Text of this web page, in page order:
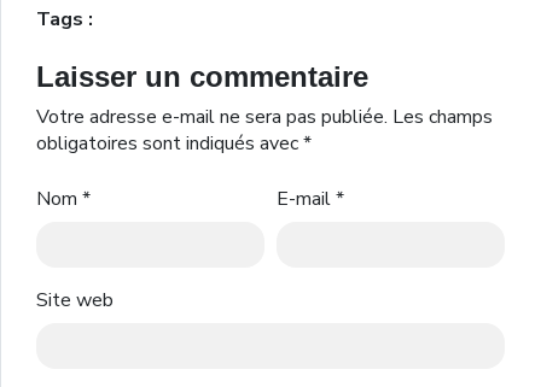
Tags :
Laisser un commentaire
Votre adresse e-mail ne sera pas publiée. Les champs
obligatoires sont indiqués avec*
Nom * E-mail*
Site web